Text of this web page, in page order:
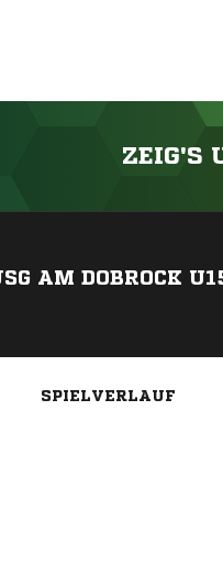
ZEIG'S
AM DOBROCK
SPIELVERLAUF